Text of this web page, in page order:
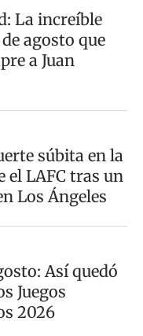
La increíble
agosto que
a Juan
súbita en la
el LAFC tras un
Los Ángeles
Así quedó
Juegos
2026